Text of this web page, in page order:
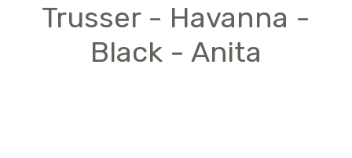
Trusser - Havanna -
Black - Anita